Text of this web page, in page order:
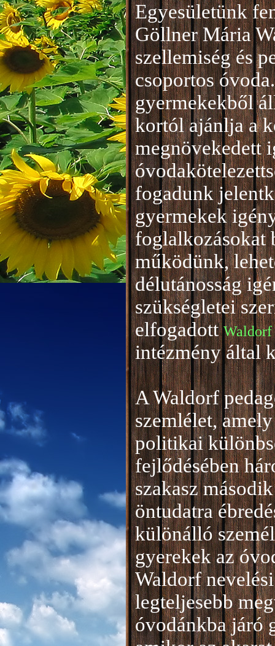
Egyesületünk
Göllner Mária
szellemiség és
csoportos
gyermekekből
kortól ajánlja a
megnövekedett
fogadunk
gyermekek
foglalkozásokat
működünk,
délutánosság
szükségletei
elfogadott Waldorf
intézmény által
A Waldorf
szemlélet,
politikai
fejlődésében
szakasz
öntudatra
különálló
gyerekek az
Waldorf
legteljesebb
óvodánkba járó